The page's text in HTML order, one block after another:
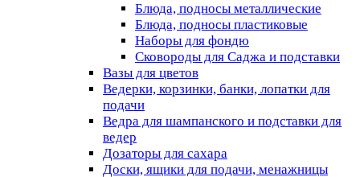
Блюда, подносы металлические
Блюда, подносы пластиковые
Наборы для фондю
Сковороды для Саджа и подставки
Вазы для цветов
Ведерки, корзинки, банки, лопатки для
подачи
Ведра для шампанского и подставки для
ведер
Дозаторы для сахара
Доски, ящики для подачи, менажницы